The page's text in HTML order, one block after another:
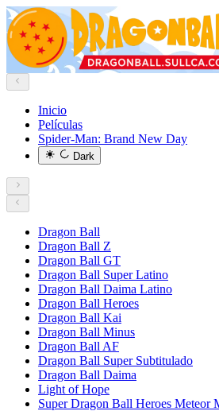
Inicio
Películas
Spider-Man: Brand New Day
Dark
Dragon Ball
Dragon Ball Z
Dragon Ball GT
Dragon Ball Super Latino
Dragon Ball Daima Latino
Dragon Ball Heroes
Dragon Ball Kai
Dragon Ball Minus
Dragon Ball AF
Dragon Ball Super Subtitulado
Dragon Ball Daima
Light of Hope
Super Dragon Ball Heroes Meteor